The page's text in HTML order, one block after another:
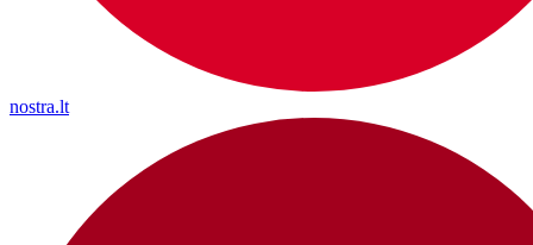
nostra.lt